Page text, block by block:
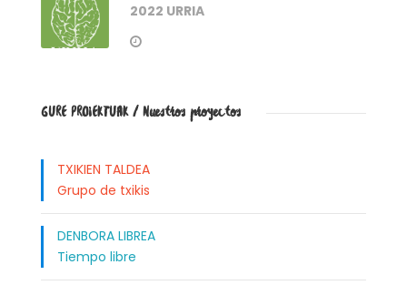
2022 URRIA
GURE PROIEKTUAK / Nuestros proyectos
TXIKIEN TALDEA
Grupo de txikis
DENBORA LIBREA
Tiempo libre